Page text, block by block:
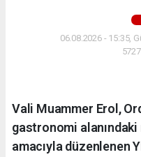
06.08.2026 - 15:35,
Vali Muammer Erol,
gastronomi
amacıyla düzenlenen